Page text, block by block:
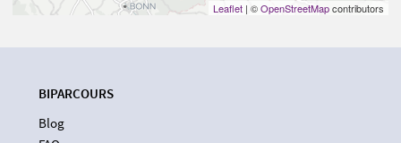
Leaflet | ©OpenStreetMapcontributors
BIPARCOURS
Blog